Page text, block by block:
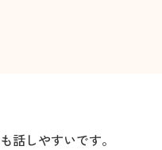
話しやすいです。